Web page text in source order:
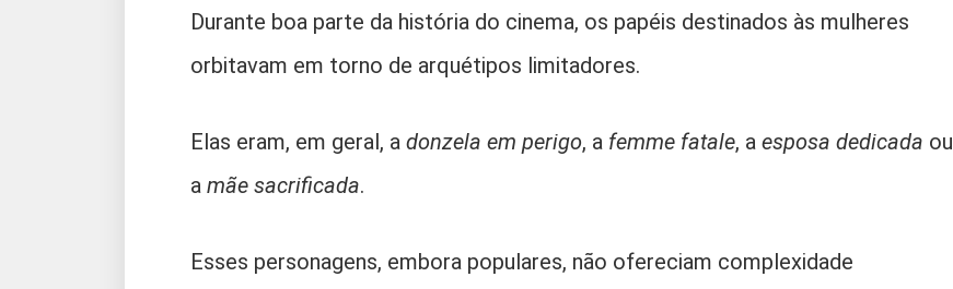
Durante boa parte da história do cinema, os papéis destinados às mulheres
orbitavam em torno de arquétipos limitadores.
Elas eram, em geral, a donzela em perigo, a femme fatale, a esposa dedicada ou
a mãe sacrificada.
Esses personagens, embora populares, não ofereciam complexidade